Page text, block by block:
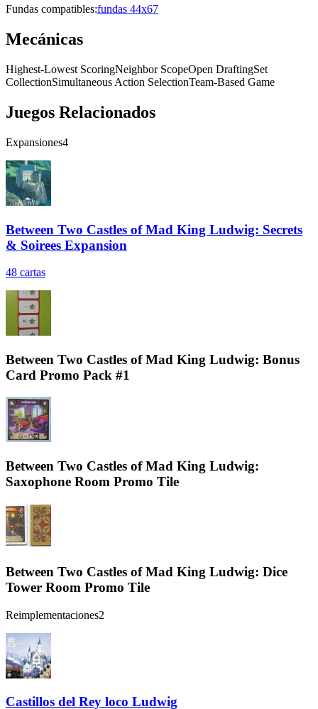
Fundas compatibles:fundas 44x67
Mecánicas
Highest-Lowest ScoringNeighbor ScopeOpen DraftingSet
CollectionSimultaneous Action SelectionTeam-Based Game
Juegos Relacionados
Expansiones4
Between Two Castles of Mad King Ludwig: Secrets
& Soirees Expansion
48 cartas
Between Two Castles of Mad King Ludwig: Bonus
Card Promo Pack #1
Between Two Castles of Mad King Ludwig:
Saxophone Room Promo Tile
Between Two Castles of Mad King Ludwig: Dice
Tower Room Promo Tile
Reimplementaciones2
Castillos del Rey loco Ludwig